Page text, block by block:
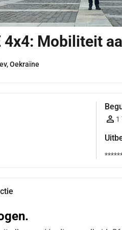
4x4: Mobiliteit
Oekraïne
1